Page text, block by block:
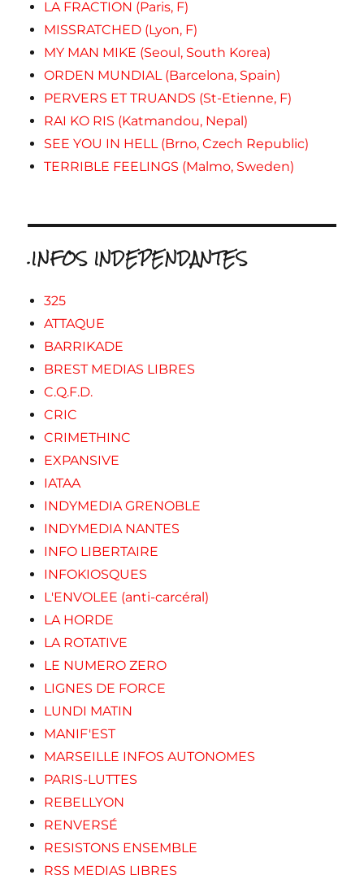
LA FRACTION (Paris, F)
MISSRATCHED (Lyon, F)
MY MAN MIKE (Seoul, South Korea)
ORDEN MUNDIAL (Barcelona, Spain)
PERVERS ET TRUANDS (St-Etienne, F)
RAI KO RIS (Katmandou, Nepal)
SEE YOU IN HELL (Brno, Czech Republic)
TERRIBLE FEELINGS (Malmo, Sweden)
.INFOS INDEPENDANTES
325
ATTAQUE
BARRIKADE
BREST MEDIAS LIBRES
C.Q.F.D.
CRIC
CRIMETHINC
EXPANSIVE
IATAA
INDYMEDIA GRENOBLE
INDYMEDIA NANTES
INFO LIBERTAIRE
INFOKIOSQUES
L'ENVOLEE (anti-carcéral)
LA HORDE
LA ROTATIVE
LE NUMERO ZERO
LIGNES DE FORCE
LUNDI MATIN
MANIF'EST
MARSEILLE INFOS AUTONOMES
PARIS-LUTTES
REBELLYON
RENVERSÉ
RESISTONS ENSEMBLE
RSS MEDIAS LIBRES